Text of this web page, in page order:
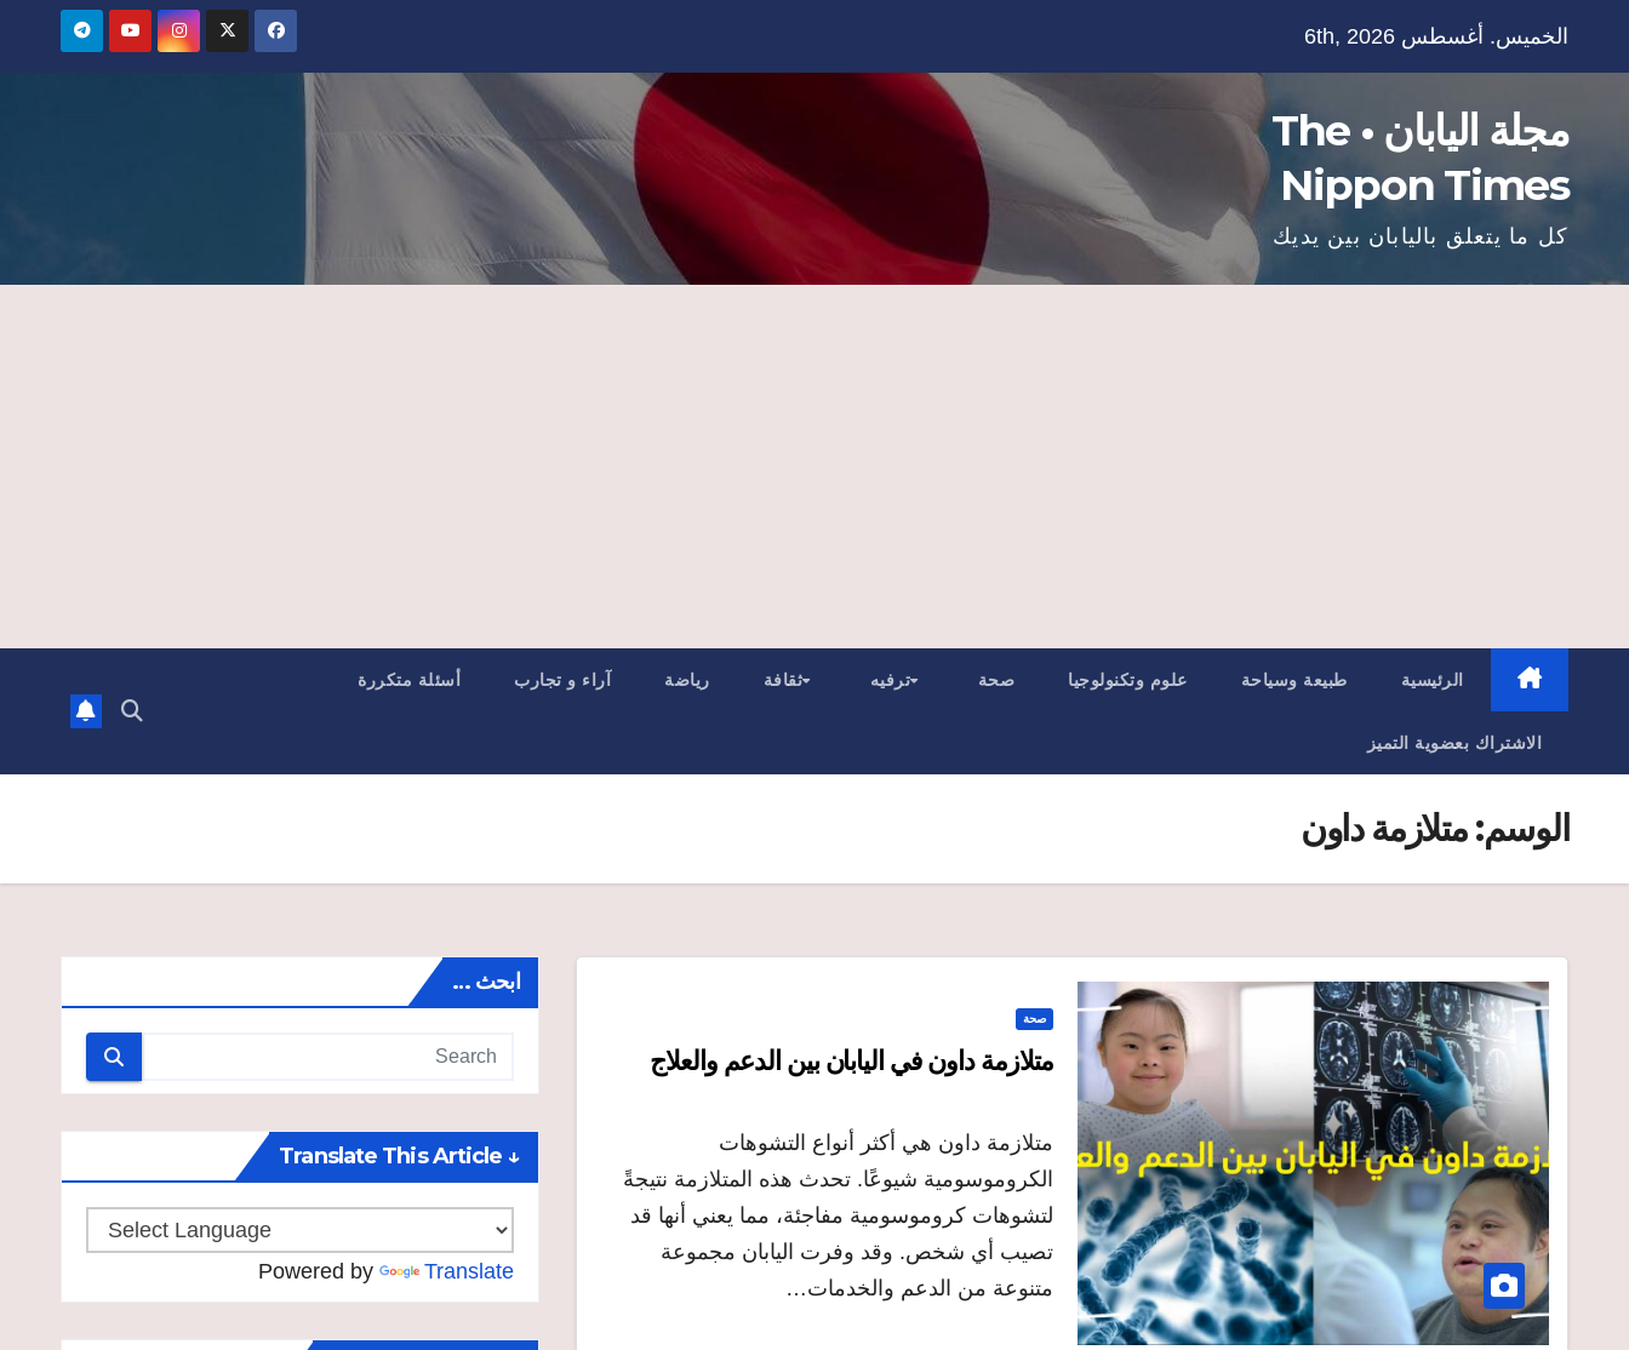
الخميس. أغسطس 6th, 2026
مجلة اليابان • The
Nippon Times
كل ما يتعلق باليابان بين يديك
الرئيسية طبيعة وسياحة علوم وتكنولوجيا صحة ترفيه ثقافة رياضة آراء و تجارب أسئلة متكررة
الاشتراك بعضوية التميز
الوسم:متلازمة داون
صحة
متلازمة داون في اليابان بين الدعم والعلاج
متلازمة داون هي أكثر أنواع التشوهات
الكروموسومية شيوعًا. تحدث هذه المتلازمة نتيجةً
لتشوهات كروموسومية مفاجئة، مما يعني أنها قد
تصيب أي شخص. وقد وفرت اليابان مجموعة
متنوعة من الدعم والخدمات…
ابحث …
↓ Translate This Article
Powered by Translate